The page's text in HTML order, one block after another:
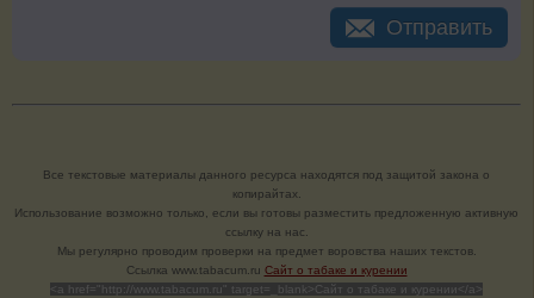
Отправить
Все текстовые материалы данного ресурса находятся под защитой закона о
копирайтах.
Использование возможно только, если вы готовы разместить предложенную активную
ссылку на нас.
Мы регулярно проводим проверки на предмет воровства наших текстов.
Cсылка www.tabacum.ru Сайт о табаке и курении
<a href="http://www.tabacum.ru" target=_blank>Сайт о табаке и курении</a>